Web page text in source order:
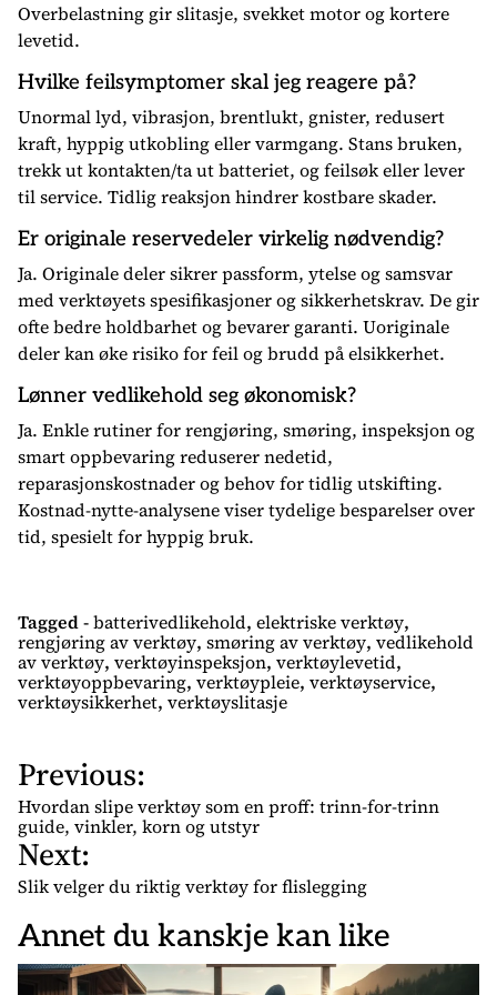
Overbelastning gir slitasje, svekket motor og kortere
levetid.
Hvilke feilsymptomer skal jeg reagere på?
Unormal lyd, vibrasjon, brentlukt, gnister, redusert
kraft, hyppig utkobling eller varmgang. Stans bruken,
trekk ut kontakten/ta ut batteriet, og feilsøk eller lever
til service. Tidlig reaksjon hindrer kostbare skader.
Er originale reservedeler virkelig nødvendig?
Ja. Originale deler sikrer passform, ytelse og samsvar
med verktøyets spesifikasjoner og sikkerhetskrav. De gir
ofte bedre holdbarhet og bevarer garanti. Uoriginale
deler kan øke risiko for feil og brudd på elsikkerhet.
Lønner vedlikehold seg økonomisk?
Ja. Enkle rutiner for rengjøring, smøring, inspeksjon og
smart oppbevaring reduserer nedetid,
reparasjonskostnader og behov for tidlig utskifting.
Kostnad-nytte-analysene viser tydelige besparelser over
tid, spesielt for hyppig bruk.
Tagged -batterivedlikehold, elektriske verktøy,
rengjøring av verktøy, smøring av verktøy, vedlikehold
av verktøy, verktøyinspeksjon, verktøylevetid,
verktøyoppbevaring, verktøypleie, verktøyservice,
verktøysikkerhet, verktøyslitasje
I
n
n
l
e
g
g
s
Previous:
Hvordan slipe verktøy som en proff: trinn-for-trinn
guide, vinkler, korn og utstyr
Next:
Slik velger du riktig verktøy for flislegging
Annet du kanskje kan like